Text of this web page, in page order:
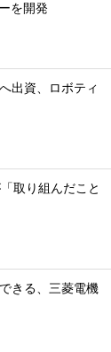
を開発
出資、ロボティ
取り組んだこと
きる、三菱電機